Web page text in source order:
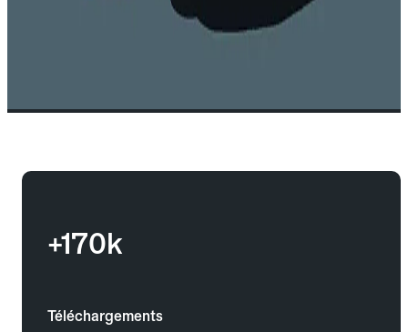
+170k
Téléchargements